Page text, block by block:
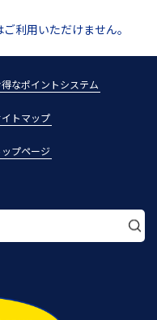
利用いただけません。
得なポイントシステム
トマップ
ップページ